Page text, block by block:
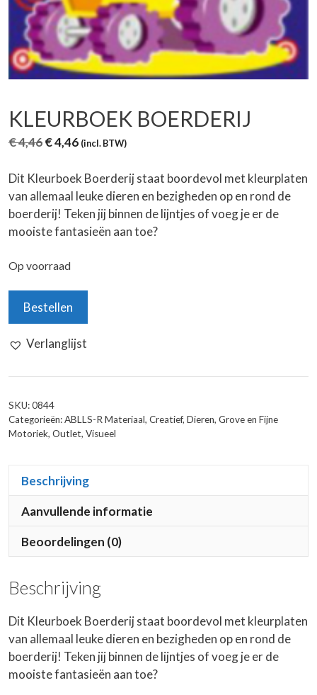
KLEURBOEK BOERDERIJ
€4,46Oorspronkelijke
was:
€ 4,46.
€4,46Huidige
is:
€ 4,46.
(incl. BTW)
Dit Kleurboek Boerderij staat boordevol met kleurplaten
van allemaal leuke dieren en bezigheden op en rond de
boerderij! Teken jij binnen de lijntjes of voeg je er de
mooiste fantasieën aan toe?
Op voorraad
Kleurboek
Boerderij
Bestellen
Verlanglijst
SKU:0844
Categorieën:ABLLS-R Materiaal, Creatief, Dieren, Grove en Fijne
Motoriek, Outlet, Visueel
Beschrijving
Aanvullende informatie
Beoordelingen (0)
Beschrijving
Dit Kleurboek Boerderij staat boordevol met kleurplaten
van allemaal leuke dieren en bezigheden op en rond de
boerderij! Teken jij binnen de lijntjes of voeg je er de
mooiste fantasieën aan toe?